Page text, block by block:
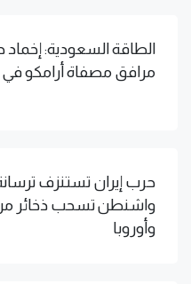
الطاقة السعودية: إخماد
مرافق مصفاة أرامكو في
حرب إيران تستنزف
واشنطن تسحب ذخائر
وأوروبا